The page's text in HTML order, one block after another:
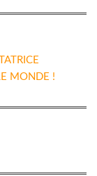
MONDE !